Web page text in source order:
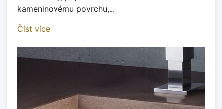
kameninovému povrchu,...
Číst více